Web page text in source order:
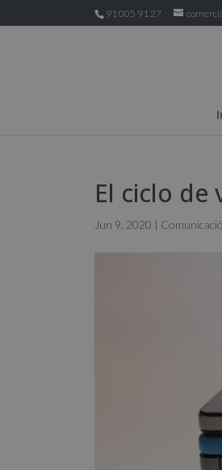
91 005 91 27
El ciclo de
Jun 9, 2020 |